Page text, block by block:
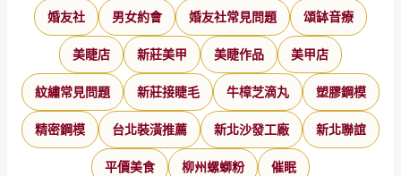
婚友社 男女約會 婚友社常見問題 頌缽音療
美睫店 新莊美甲 美睫作品 美甲店
紋繡常見問題 新莊接睫毛 牛樟芝滴丸 塑膠鋼模
精密鋼模 台北裝潢推薦 新北沙發工廠 新北聯誼
平價美食 柳州螺螄粉 催眠